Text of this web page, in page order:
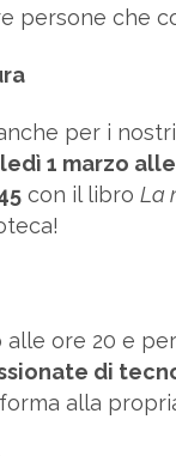
persone che
per i
1 marzo
con il libro La
ore 20 e
di
alla